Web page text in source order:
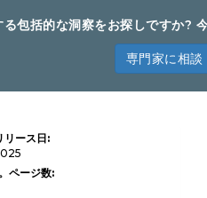
る包括的な洞察をお探しですか?
専門家に相談
リース日:
ページ数: